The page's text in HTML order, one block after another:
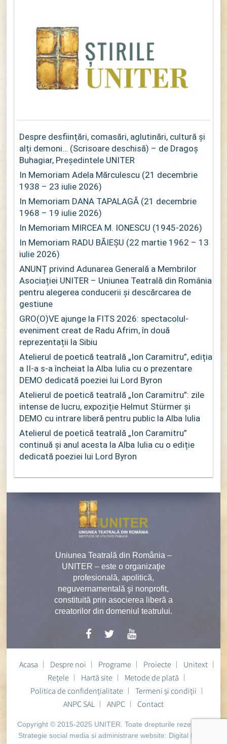
Despre desființări, comasări, aglutinări, cultură și
alți demoni… (Scrisoare deschisă) – de Dragoș
Buhagiar, Președintele UNITER
In Memoriam Adela Mărculescu (21 decembrie
1938 – 23 iulie 2026)
In Memoriam DANA TAPALAGĂ (21 decembrie
1968 – 19 iulie 2026)
In Memoriam MIRCEA M. IONESCU (1945-2026)
In Memoriam RADU BĂIEȘU (22 martie 1962 – 13
iulie 2026)
ANUNȚ privind Adunarea Generală a Membrilor
Asociației UNITER – Uniunea Teatrală din România
pentru alegerea conducerii și descărcarea de
gestiune
GRO(O)VE ajunge la FITS 2026: spectacolul-
eveniment creat de Radu Afrim, în două
reprezentații la Sibiu
Atelierul de poetică teatrală „Ion Caramitru”, ediția
a II-a s-a încheiat la Alba Iulia cu o prezentare
DEMO dedicată poeziei lui Lord Byron
Atelierul de poetică teatrală „Ion Caramitru”: zile
intense de lucru, expoziție Helmut Stürmer și
DEMO cu intrare liberă pentru public la Alba Iulia
Atelierul de poetică teatrală „Ion Caramitru”
continuă și anul acesta la Alba Iulia cu o ediție
dedicată poeziei lui Lord Byron
Uniunea Teatrală din România –
UNITER – este o organizaţie
profesională, apolitică,
neguvernamentală şi nonprofit,
constituită prin asocierea liberă a
creatorilor din domeniul teatrului.
Acasa Despre noi Programe Proiecte
Unitext
Rețele
Hartă site
Metode de plată
Politica de confidențialitate
Termeni și condiții
ANPC SAL
ANPC Contact
Copyright © 2015-2025 UNITER. Toate drepturile rezervate.
Strategie social media si administrare website: Digital Heart